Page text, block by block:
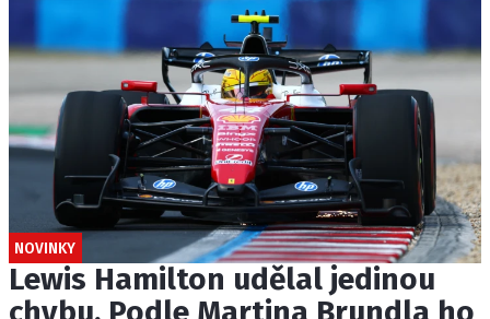
NOVINKY
Lewis Hamilton udělal jedinou